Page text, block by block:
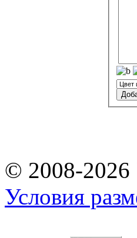
© 2008-2026
Условия